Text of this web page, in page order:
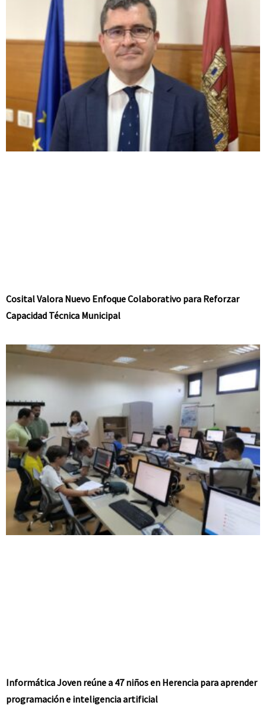
Cosital Valora Nuevo Enfoque Colaborativo para Reforzar
Capacidad Técnica Municipal
Informática Joven reúne a 47 niños en Herencia para aprender
programación e inteligencia artificial